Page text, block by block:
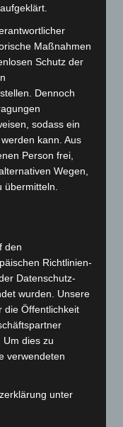
fahnden BKA
stehen, sich als
zum Zwecke
beteiligt zu
Beschuldigten
einer der
Schadsoftware
Beschreibungen
Link auf der
„Mit der bislang
ist den
Schlag
Der aktuelle
Infrastrukturen,
das
Economy zu
internationale
der größten
werden.
Maßnahmen
Schutz der
Dennoch
sodass ein
kann. Aus
Person frei,
Wegen,
den
Richtlinien-
Datenschutz-
wurden. Unsere
die Öffentlichkeit
dies zu
verwendeten
unter